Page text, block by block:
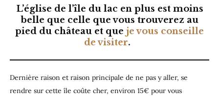
L’église de l’île du lac en plus est moins
belle que celle que vous trouverez au
pied du château et que je vous conseille
de visiter.
Dernière raison et raison principale de ne pas y aller, se
rendre sur cette île coûte cher, environ 15€ pour vous